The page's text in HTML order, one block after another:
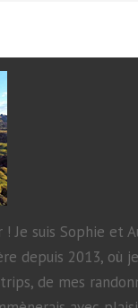
! Je suis Sophie et
depuis 2013, où
de mes